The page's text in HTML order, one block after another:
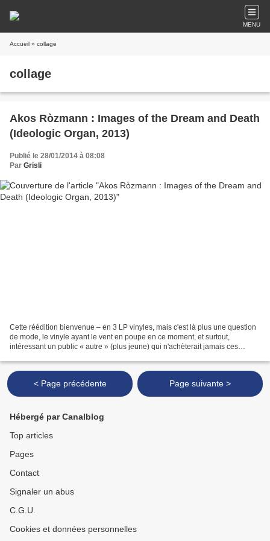
MENU
Accueil » collage
collage
Akos Ròzmann : Images of the Dream and Death
(Ideologic Organ, 2013)
Publié le 28/01/2014 à 08:08
Par Grisli
Cette réédition bienvenue – en 3 LP vinyles, mais c'est là plus une question
de mode, le vinyle ayant le vent en poupe en ce moment, et surtout,
intéressant un public « autre » (plus jeune) qui n'achèterait jamais ces
< Page précédente Page suivante >
Hébergé par Canalblog
Top articles
Pages
Contact
Signaler un abus
C.G.U.
Cookies et données personnelles